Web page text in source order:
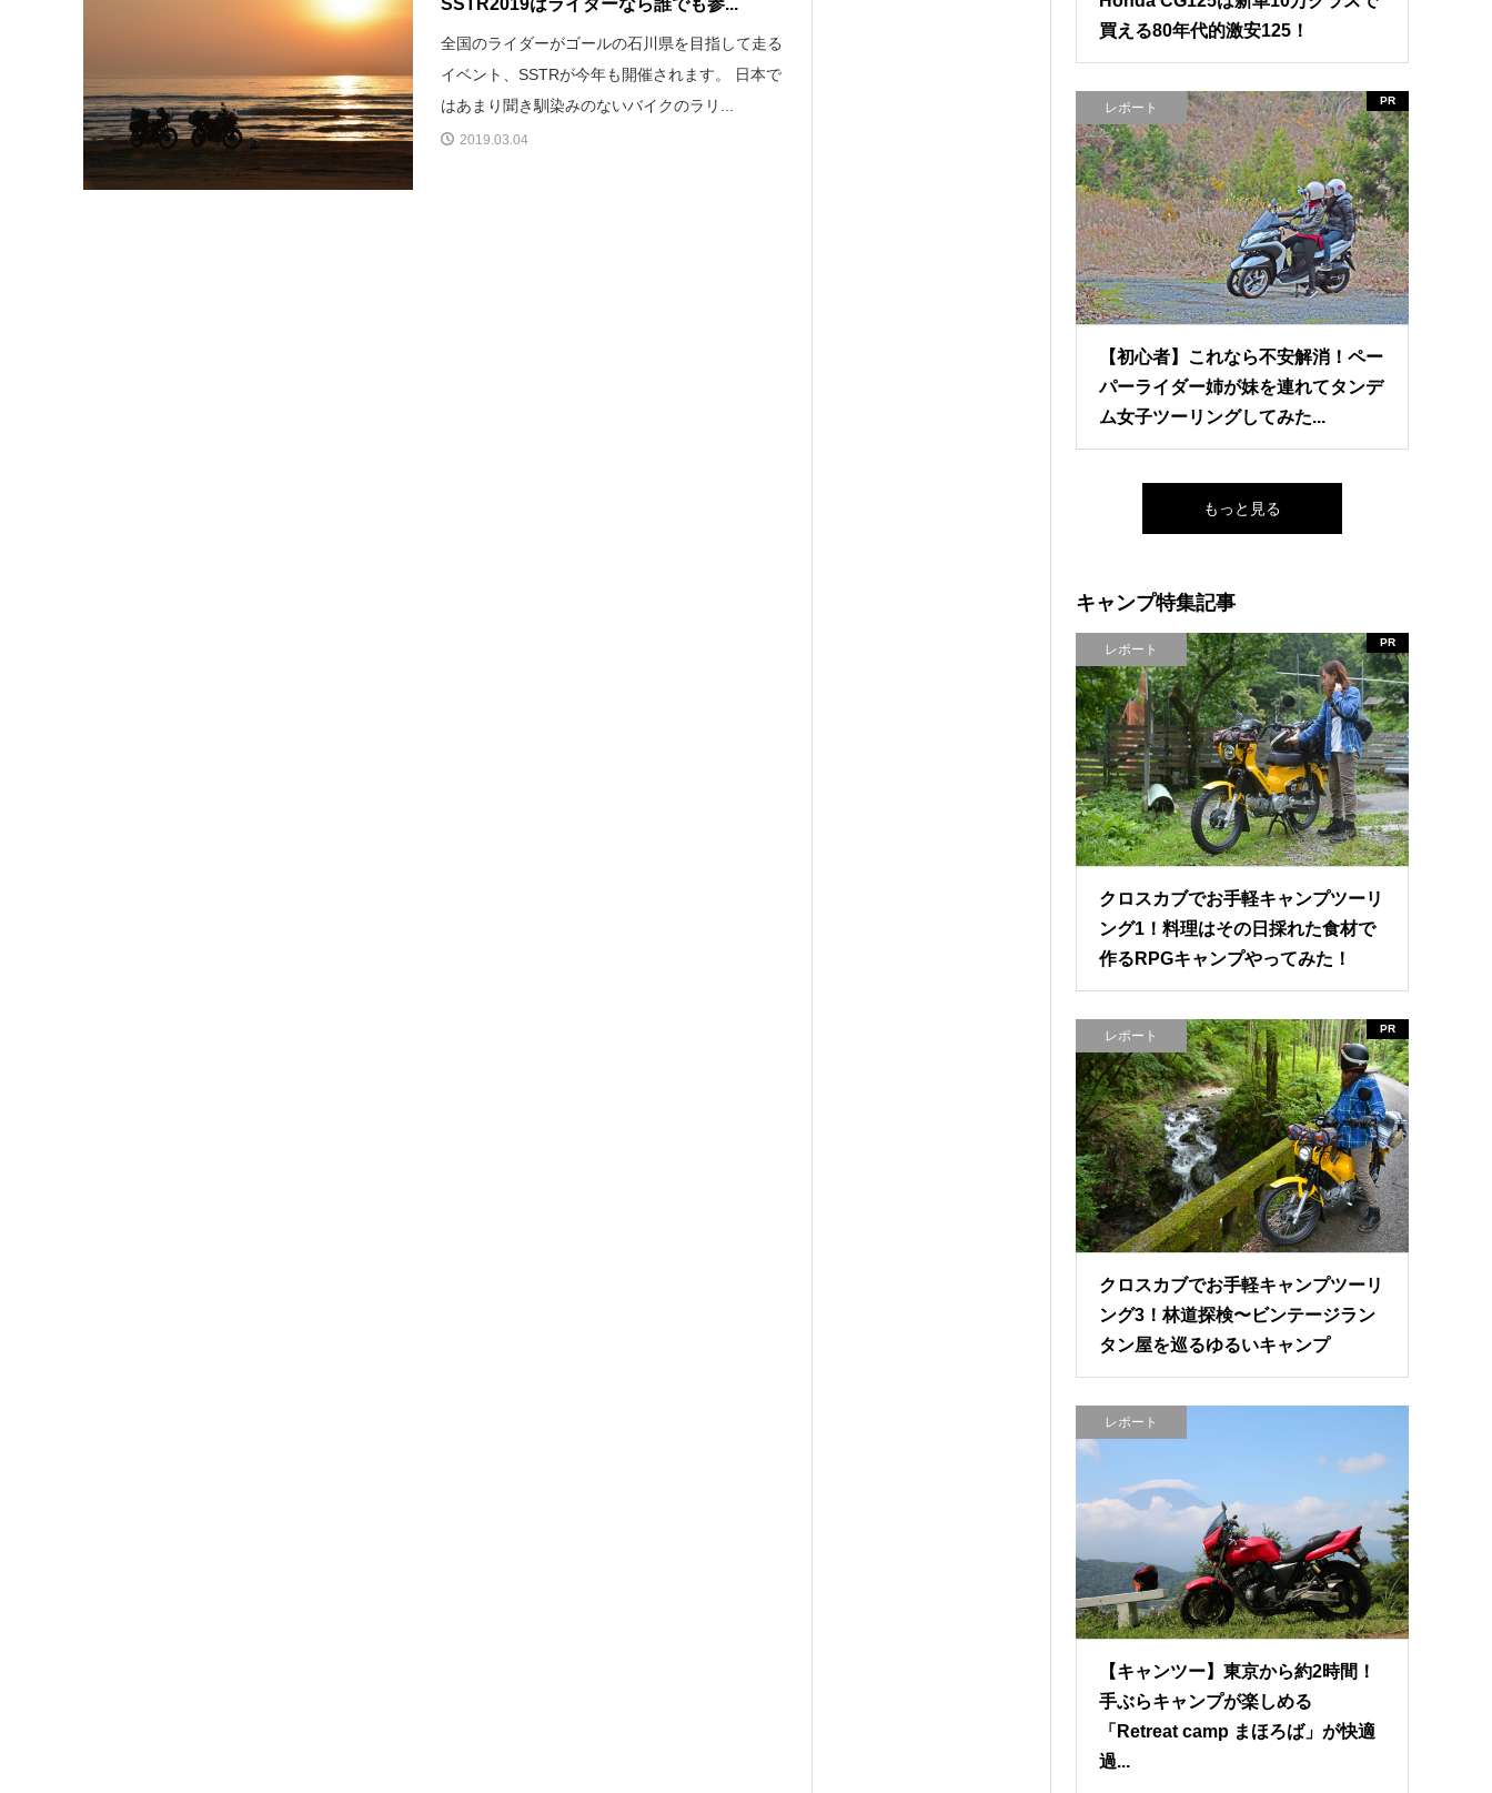
SSTR2019はライダーなら誰でも参...
全国のライダーがゴールの石川県を目指して走る
イベント、SSTRが今年も開催されます。 日本で
はあまり聞き馴染みのないバイクのラリ...
2019.03.04
買える80年代的激安125！
レポート PR
【初心者】これなら不安解消！ペー
パーライダー姉が妹を連れてタンデ
ム女子ツーリングしてみた...
もっと見る
キャンプ特集記事
レポート PR
クロスカブでお手軽キャンプツーリ
ング1！料理はその日採れた食材で
作るRPGキャンプやってみた！
レポート PR
クロスカブでお手軽キャンプツーリ
ング3！林道探検〜ビンテージラン
タン屋を巡るゆるいキャンプ
レポート
【キャンツー】東京から約2時間！
手ぶらキャンプが楽しめる
「Retreat camp まほろば」が快適
過...